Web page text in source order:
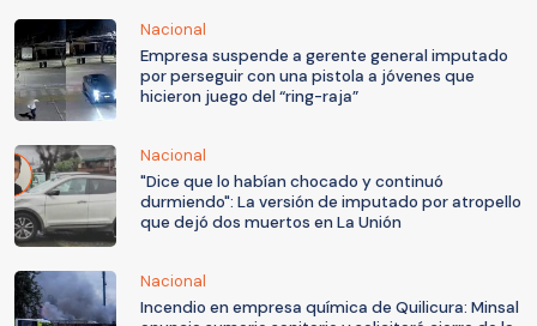
Nacional
Empresa suspende a gerente general imputado
por perseguir con una pistola a jóvenes que
hicieron juego del “ring-raja”
Nacional
"Dice que lo habían chocado y continuó
durmiendo": La versión de imputado por atropello
que dejó dos muertos en La Unión
Nacional
Incendio en empresa química de Quilicura: Minsal